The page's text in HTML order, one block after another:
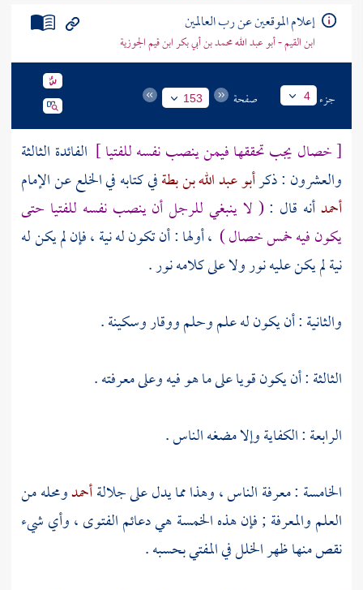
إعلام الموقعين عن رب العالمين
ابن القيم - أبو عبد الله محمد بن أبي بكر ابن قيم الجوزية
جزء 4 صفحة 153
[ خصال يجب تحققها فيمن ينصب نفسه للفتيا ] الفائدة الثالثة
والعشرون : ذكرأبو عبد الله بن بطةفي كتابه في الخلع عن الإمام
أحمدأنه قال : ( لا ينبغي للرجل أن ينصب نفسه للفتيا حتى
يكون فيه خمس خصال ) ، أولها : أن تكون له نية ، فإن لم يكن له
نية لم يكن عليه نور ولا على كلامه نور .
والثانية : أن يكون له علم وحلم ووقار وسكينة .
الثالثة : أن يكون قويا على ما هو فيه وعلى معرفته .
الرابعة : الكفاية وإلا مضغه الناس .
الخامسة : معرفة الناس ، وهذا مما يدل على جلالةأحمدومحله من
العلم والمعرفة ; فإن هذه الخمسة هي دعائم الفتوى ، وأي شيء
نقص منها ظهر الخلل في المفتي بحسبه .